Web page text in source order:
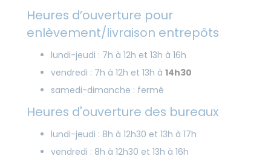
Heures d’ouverture pour
enlèvement/livraison entrepôts
lundi-jeudi : 7h à 12h et 13h à 16h
vendredi : 7h à 12h et 13h à 14h30
samedi-dimanche : fermé
Heures d'ouverture des bureaux
lundi-jeudi : 8h à 12h30 et 13h à 17h
vendredi : 8h à 12h30 et 13h à 16h